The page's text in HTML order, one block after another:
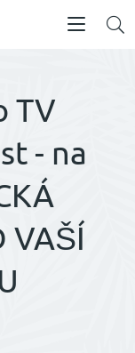
TV
- na
VAŠÍ